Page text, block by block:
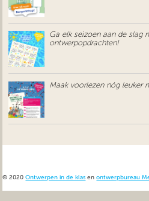
over onsGa elk seizoen aan de slag
ontwerpopdrachten!
Maak voorlezen nóg leuker
© 2020Ontwerpen in de klas enontwerpbureau